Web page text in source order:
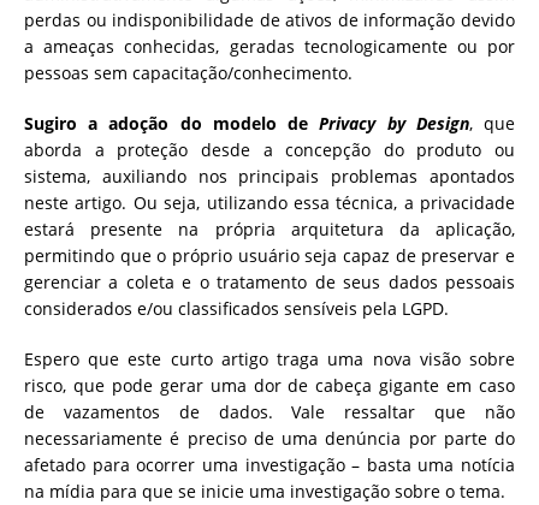
perdas ou indisponibilidade de ativos de informação devido
a ameaças conhecidas, geradas tecnologicamente ou por
pessoas sem capacitação/conhecimento.
Sugiro a adoção do modelo dePrivacy by Design, que
aborda a proteção desde a concepção do produto ou
sistema, auxiliando nos principais problemas apontados
neste artigo. Ou seja, utilizando essa técnica, a privacidade
estará presente na própria arquitetura da aplicação,
permitindo que o próprio usuário seja capaz de preservar e
gerenciar a coleta e o tratamento de seus dados pessoais
considerados e/ou classificados sensíveis pela LGPD.
Espero que este curto artigo traga uma nova visão sobre
risco, que pode gerar uma dor de cabeça gigante em caso
de vazamentos de dados. Vale ressaltar que não
necessariamente é preciso de uma denúncia por parte do
afetado para ocorrer uma investigação – basta uma notícia
na mídia para que se inicie uma investigação sobre o tema.